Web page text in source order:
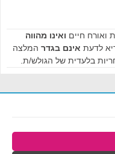
ואורח חיים ואינו מהווה
לדעת אינם בגדר המלצה
בלעדית של הגולש/ת.